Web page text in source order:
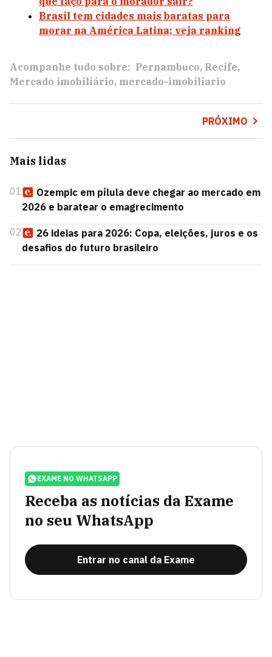
Brasil tem cidades mais baratas para
morar na América Latina; veja ranking
Acompanhe tudo sobre: Pernambuco Recife
Mercado imobiliário mercado-imobiliario
PRÓXIMO
Mais lidas
01
Ozempic em pílula deve chegar ao mercado em
2026 e baratear o emagrecimento
02
26 ideias para 2026: Copa, eleições, juros e os
desafios do futuro brasileiro
EXAME NO WHATSAPP
Receba as notícias da Exame
no seu WhatsApp
Entrar no canal da Exame